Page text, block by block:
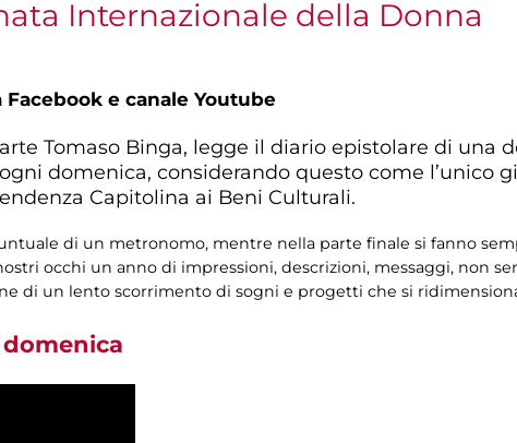
Internazionale della Donna
Facebook e canale Youtube
Tomaso Binga, legge il diario epistolare di una
domenica, considerando questo come l’unico
Capitolina ai Beni Culturali.
di un metronomo, mentre nella parte finale si fanno
occhi un anno di impressioni, descrizioni, messaggi, non
di un lento scorrimento di sogni e progetti che si